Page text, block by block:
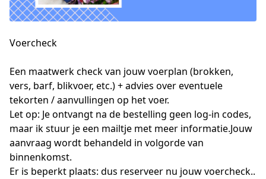
Voercheck
Een maatwerk check van jouw voerplan (brokken,
vers, barf, blikvoer, etc.) + advies over eventuele
tekorten / aanvullingen op het voer.
Let op: Je ontvangt na de bestelling geen log-in codes,
maar ik stuur je een mailtje met meer informatie.Jouw
aanvraag wordt behandeld in volgorde van
binnenkomst.
Er is beperkt plaats: dus reserveer nu jouw voercheck..